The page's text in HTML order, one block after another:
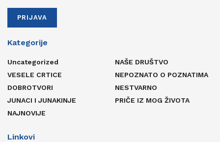
PRIJAVA
Kategorije
Uncategorized
VESELE CRTICE
DOBROTVORI
JUNACI I JUNAKINJE
NAJNOVIJE
NAŠE DRUŠTVO
NEPOZNATO O POZNATIMA
NESTVARNO
PRIČE IZ MOG ŽIVOTA
Linkovi